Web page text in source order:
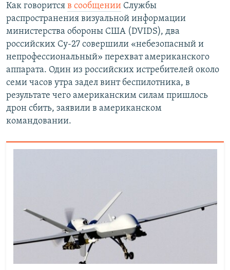
Как говорится в сообщении Службы
распространения визуальной информации
министерства обороны США (DVIDS), два
российских Су-27 совершили «небезопасный и
непрофессиональный» перехват американского
аппарата. Один из российских истребителей около
семи часов утра задел винт беспилотника, в
результате чего американским силам пришлось
дрон сбить, заявили в американском
командовании.